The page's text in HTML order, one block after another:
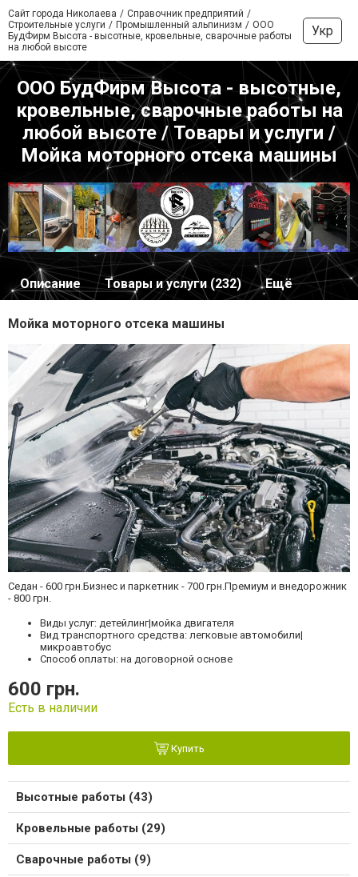
Сайт города Николаева
Справочник предприятий
Строительные услуги
Промышленный альпинизм
ООО
БудФирм Высота - высотные, кровельные, сварочные работы
на любой высоте
Укр
ООО БудФирм Высота - высотные,
кровельные, сварочные работы на
любой высоте / Товары и услуги /
Мойка моторного отсека машины
Описание Товары и услуги (232) Ещё
Мойка моторного отсека машины
Седан - 600 грн.Бизнес и паркетник - 700 грн.Премиум и внедорожник
- 800 грн.
Виды услуг: детейлинг|мойка двигателя
Вид транспортного средства: легковые автомобили|
микроавтобус
Способ оплаты: на договорной основе
600 грн.
Есть в наличии
Купить
Высотные работы (43)
Кровельные работы (29)
Сварочные работы (9)